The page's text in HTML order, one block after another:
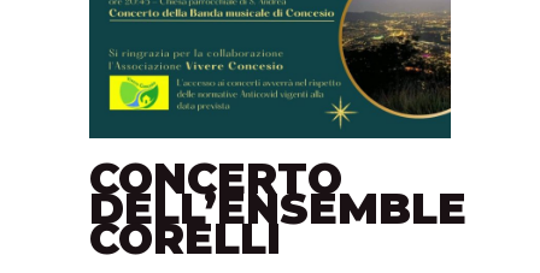
CONCERTO
DELL’ENSEMBLE
CORELLI